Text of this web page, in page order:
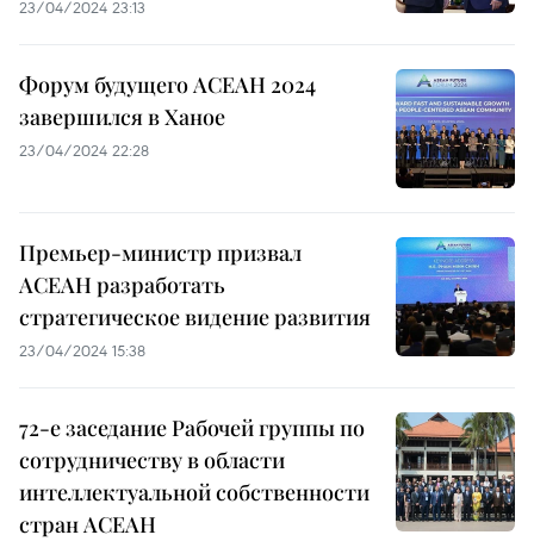
23/04/2024 23:13
Форум будущего АСЕАН 2024
завершился в Ханое
23/04/2024 22:28
Премьер-министр призвал
АСЕАН разработать
стратегическое видение развития
23/04/2024 15:38
72-е заседание Рабочей группы по
сотрудничеству в области
интеллектуальной собственности
стран АСЕАН